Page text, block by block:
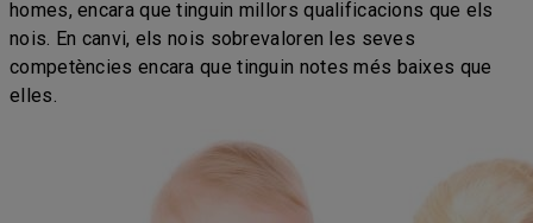
homes, encara que tinguin millors qualificacions que els
nois. En canvi, els nois sobrevaloren les seves
competències encara que tinguin notes més baixes que
elles.